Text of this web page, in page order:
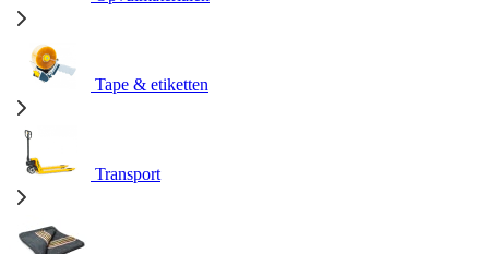
Tape & etiketten
Transport